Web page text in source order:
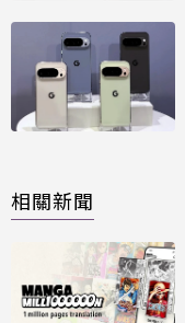
相關新聞